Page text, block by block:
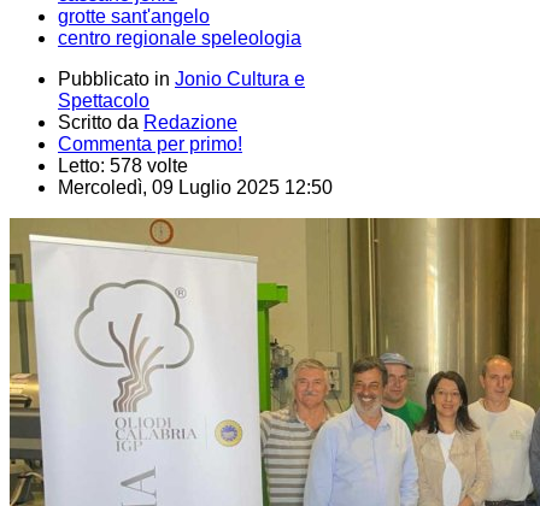
grotte sant'angelo
centro regionale speleologia
Pubblicato in Jonio Cultura e
Spettacolo
Scritto da Redazione
Commenta per primo!
Letto: 578 volte
Mercoledì, 09 Luglio 2025 12:50